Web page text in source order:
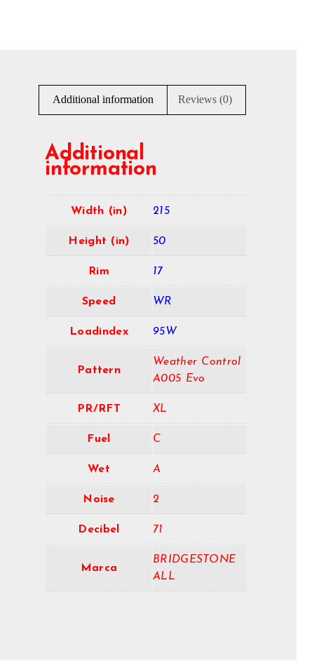
Additional information Reviews (0)
Additional
information
Width (in) 215
Height (in) 50
Rim 17
Speed WR
Loadindex 95W
Pattern
Weather Control
A005 Evo
PR/RFT XL
Fuel C
Wet A
Noise 2
Decibel 71
Marca
BRIDGESTONE
ALL